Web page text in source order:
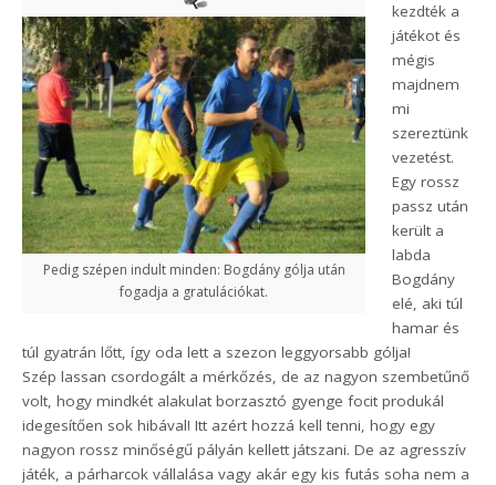
Pedig szépen indult minden: Bogdány gólja után
fogadja a gratulációkat.
kezdték a
játékot és
mégis
majdnem
mi
szereztünk
vezetést.
Egy rossz
passz után
került a
labda
Bogdány
elé, aki túl
hamar és
túl gyatrán lőtt, így oda lett a szezon leggyorsabb gólja!
Szép lassan csordogált a mérkőzés, de az nagyon szembetűnő
volt, hogy mindkét alakulat borzasztó gyenge focit produkál
idegesítően sok hibával! Itt azért hozzá kell tenni, hogy egy
nagyon rossz minőségű pályán kellett játszani. De az agresszív
játék, a párharcok vállalása vagy akár egy kis futás soha nem a